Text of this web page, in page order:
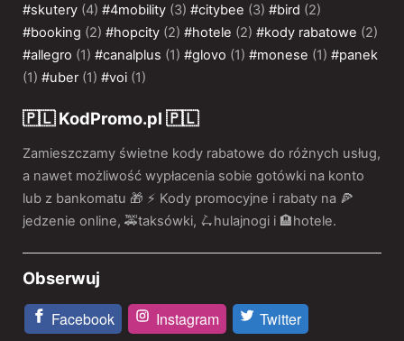
#skutery (4) #4mobility (3) #citybee (3) #bird (2)
#booking (2) #hopcity (2) #hotele (2) #kody rabatowe (2)
#allegro (1) #canalplus (1) #glovo (1) #monese (1) #panek
(1) #uber (1) #voi (1)
🇵🇱 KodPromo.pl 🇵🇱
Zamieszczamy świetne kody rabatowe do różnych usług,
a nawet możliwość wypłacenia sobie gotówki na konto
lub z bankomatu 🎁 ⚡️ Kody promocyjne i rabaty na 🍕
jedzenie online, 🚕taksówki, 🛴hulajnogi i 🏨hotele.
Obserwuj
Facebook Instagram Twitter